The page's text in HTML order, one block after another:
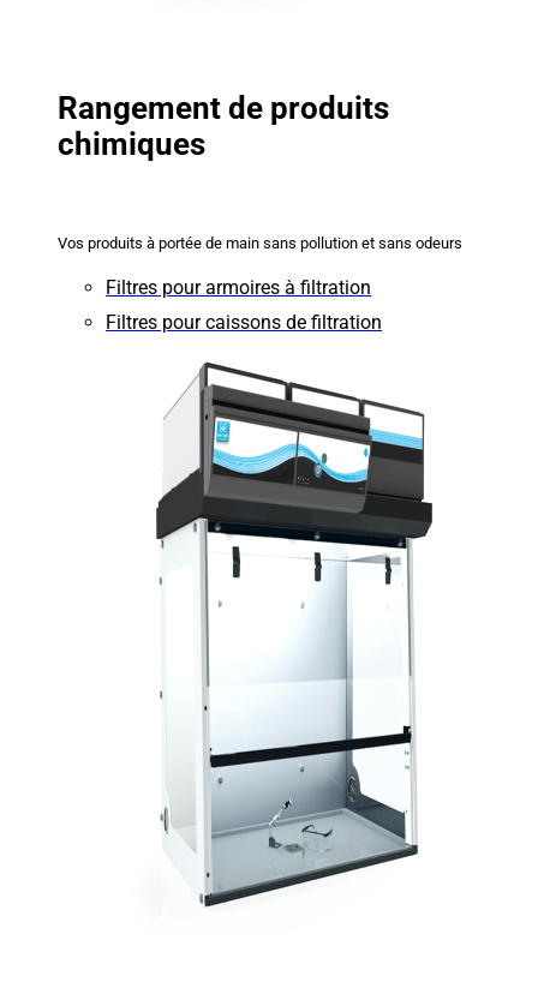
Rangement de produits
chimiques
Vos produits à portée de main sans pollution et sans odeurs
Filtres pour armoires à filtration
Filtres pour caissons de filtration